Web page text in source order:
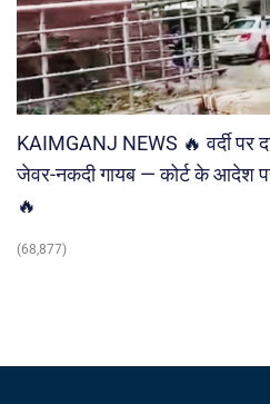
KAIMGANJ NEWS 🔥 वर्दी पर
जेवर-नकदी गायब — कोर्ट के आदेश
🔥
(68,877)